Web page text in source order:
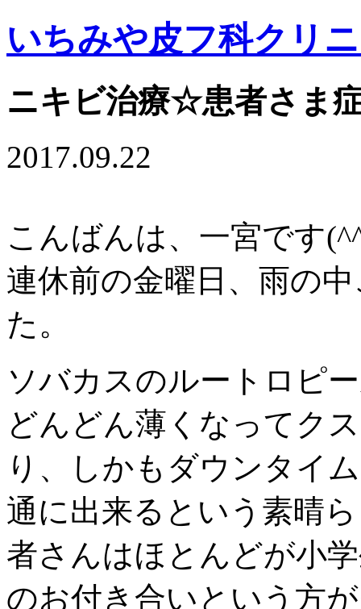
いちみや皮フ科クリ
ニキビ治療☆患者さま
2017.09.22
こんばんは、一宮です
連休前の金曜日、雨の
た。
ソバカスのルートロピ
どんどん薄くなってク
り、しかもダウンタイ
通に出来るという素晴
者さんはほとんどが小
のお付き合いという方